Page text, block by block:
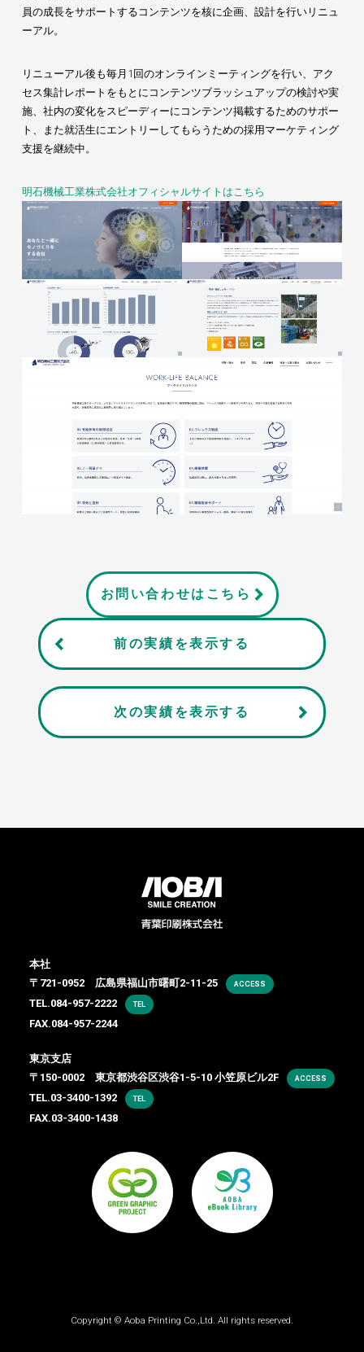
員の成長をサポートするコンテンツを核に企画、設計を行いリニュ
ーアル。
リニューアル後も毎月1回のオンラインミーティングを行い、アク
セス集計レポートをもとにコンテンツブラッシュアップの検討や実
施、社内の変化をスピーディーにコンテンツ掲載するためのサポー
ト、また就活生にエントリーしてもらうための採用マーケティング
支援を継続中。
明石機械工業株式会社オフィシャルサイトはこちら
お問い合わせはこちら
前の実績を表示する
次の実績を表示する
本社
〒721-0952 広島県福山市曙町2-11-25
ACCESS
TEL.084-957-2222 TEL
FAX.084-957-2244
東京支店
〒150-0002 東京都渋谷区渋谷1-5-10 小笠原ビル2F
ACCESS
TEL.03-3400-1392 TEL
FAX.03-3400-1438
Copyright © Aoba Printing Co.,Ltd. All rights reserved.